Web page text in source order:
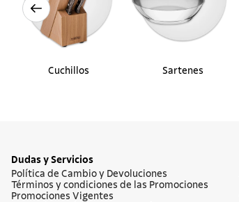
Cuchillos Sartenes
Dudas y Servicios
Política de Cambio y Devoluciones
Términos y condiciones de las Promociones
Promociones Vigentes